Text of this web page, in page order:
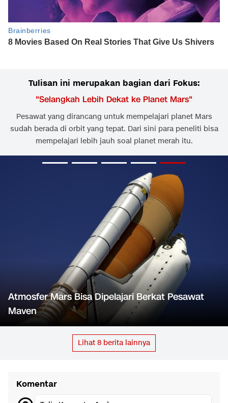
Tulisan ini merupakan bagian dari Fokus:
"Selangkah Lebih Dekat ke Planet Mars"
Pesawat yang dirancang untuk mempelajari planet Mars
sudah berada di orbit yang tepat. Dari sini para peneliti bisa
mempelajari lebih jauh soal planet merah itu.
Atmosfer Mars Bisa Dipelajari Berkat Pesawat
Maven
Lihat 8 berita lainnya
Komentar